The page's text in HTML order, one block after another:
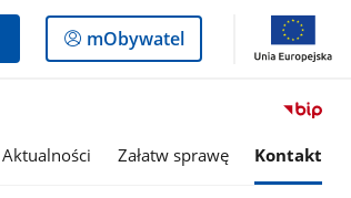
Logowanie
do
mObywatel
Aktualności Załatw sprawę Kontakt